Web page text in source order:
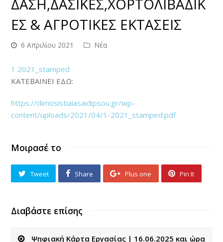
ΔΑΣΗ,ΔΑΣΙΚΕΣ,ΧΟΡΤΟΛΙΒΑΔΙΚ
ΕΣ & ΑΓΡΟΤΙΚΕΣ ΕΚΤΑΣΕΙΣ
6 Απριλίου 2021 Νέα
1 2021_stamped
ΚΑΤΕΒΑΙΝΕΙ ΕΔΩ:
https://dimosistiaiasaidipsou.gr/wp-
content/uploads/2021/04/1-2021_stamped.pdf
Μοιρασέ το
Tweet Share Plus one Pin It
Διαβάστε επίσης
Ψηφιακή Κάρτα Εργασίας | 16.06.2025 και ώρα